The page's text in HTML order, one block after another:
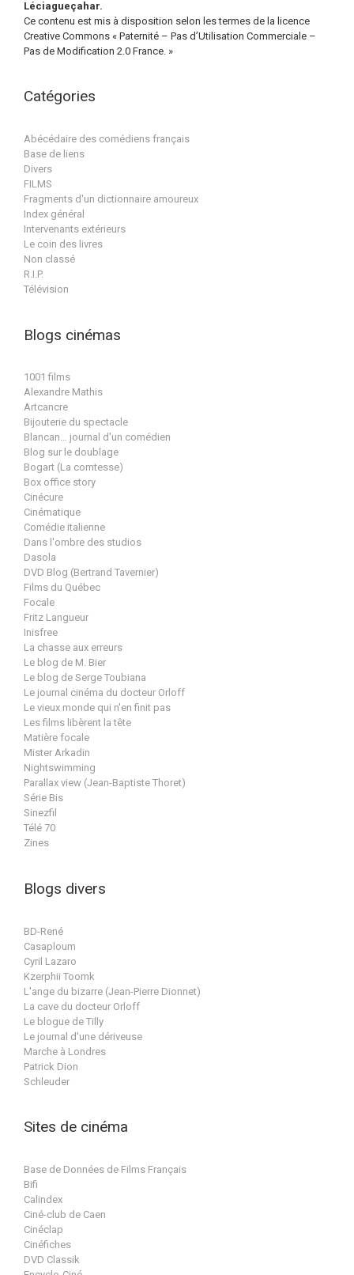
Léciagueçahar.
Ce contenu est mis à disposition selon les termes de la licence
Creative Commons « Paternité – Pas d’Utilisation Commerciale –
Pas de Modification 2.0 France. »
Catégories
Abécédaire des comédiens français
Base de liens
Divers
FILMS
Fragments d'un dictionnaire amoureux
Index général
Intervenants extérieurs
Le coin des livres
Non classé
R.I.P.
Télévision
Blogs cinémas
1001 films
Alexandre Mathis
Artcancre
Bijouterie du spectacle
Blancan… journal d'un comédien
Blog sur le doublage
Bogart (La comtesse)
Box office story
Cinécure
Cinématique
Comédie italienne
Dans l'ombre des studios
Dasola
DVD Blog (Bertrand Tavernier)
Films du Québec
Focale
Fritz Langueur
Inisfree
La chasse aux erreurs
Le blog de M. Bier
Le blog de Serge Toubiana
Le journal cinéma du docteur Orloff
Le vieux monde qui n'en finit pas
Les films libèrent la tête
Matière focale
Mister Arkadin
Nightswimming
Parallax view (Jean-Baptiste Thoret)
Série Bis
Sinezfil
Télé 70
Zines
Blogs divers
BD-René
Casaploum
Cyril Lazaro
Kzerphii Toomk
L'ange du bizarre (Jean-Pierre Dionnet)
La cave du docteur Orloff
Le blogue de Tilly
Le journal d'une dériveuse
Marche à Londres
Patrick Dion
Schleuder
Sites de cinéma
Base de Données de Films Français
Bifi
Calindex
Ciné-club de Caen
Cinéclap
Cinéfiches
DVD Classik